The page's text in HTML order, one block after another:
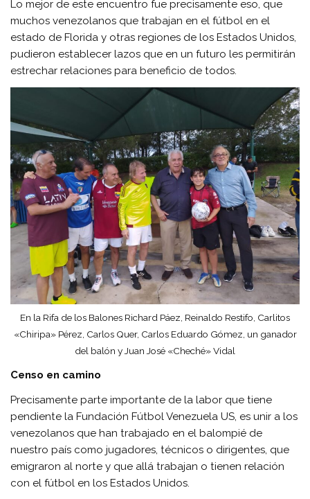
Lo mejor de este encuentro fue precisamente eso, que
muchos venezolanos que trabajan en el fútbol en el
estado de Florida y otras regiones de los Estados Unidos,
pudieron establecer lazos que en un futuro les permitirán
estrechar relaciones para beneficio de todos.
En la Rifa de los Balones Richard Páez, Reinaldo Restifo, Carlitos
«Chiripa» Pérez, Carlos Quer, Carlos Eduardo Gómez, un ganador
del balón y Juan José «Cheché» Vidal
Censo en camino
Precisamente parte importante de la labor que tiene
pendiente la Fundación Fútbol Venezuela US, es unir a los
venezolanos que han trabajado en el balompié de
nuestro país como jugadores, técnicos o dirigentes, que
emigraron al norte y que allá trabajan o tienen relación
con el fútbol en los Estados Unidos.